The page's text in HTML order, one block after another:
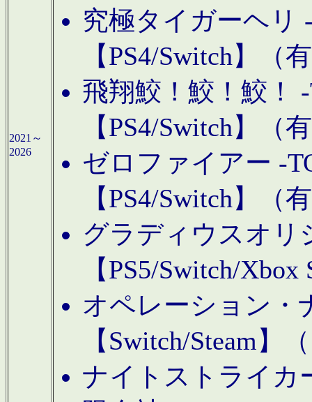
2021～
2026
究極タイガーヘリ
【PS4/Switch】（
飛翔鮫！鮫！鮫！
【PS4/Switch】（
ゼロファイアー -
【PS4/Switch】（
グラディウスオリ
【PS5/Switch/
オペレーション・
【Switch/Steam】
ナイトストライカ